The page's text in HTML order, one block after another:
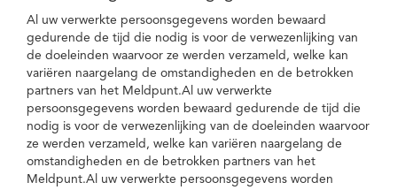
Al uw verwerkte persoonsgegevens worden bewaard
gedurende de tijd die nodig is voor de verwezenlijking van
de doeleinden waarvoor ze werden verzameld, welke kan
variëren naargelang de omstandigheden en de betrokken
partners van het Meldpunt.Al uw verwerkte
persoonsgegevens worden bewaard gedurende de tijd die
nodig is voor de verwezenlijking van de doeleinden waarvoor
ze werden verzameld, welke kan variëren naargelang de
omstandigheden en de betrokken partners van het
Meldpunt.Al uw verwerkte persoonsgegevens worden